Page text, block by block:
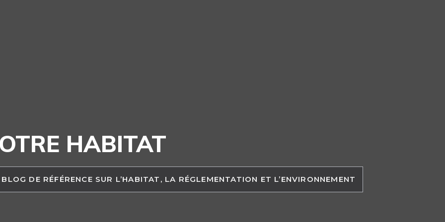
HABITAT
BLOG DE RÉFÉRENCE SUR L’HABITAT, LA RÉGLEMENTATION ET L’ENVIRONNEMENT